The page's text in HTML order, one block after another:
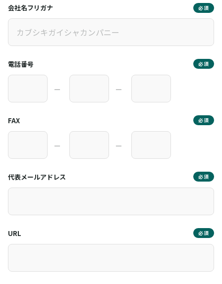
会社名フリガナ 必須
電話番号 必須
― ―
FAX 必須
― ―
代表メールアドレス 必須
URL 必須